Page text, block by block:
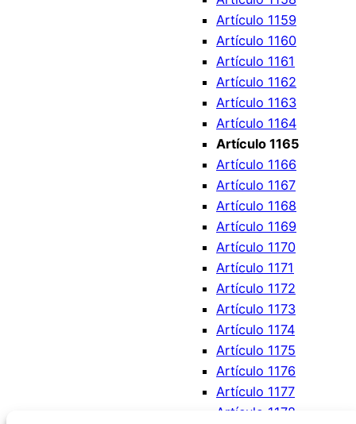
Artículo 1159
Artículo 1160
Artículo 1161
Artículo 1162
Artículo 1163
Artículo 1164
Artículo 1165
Artículo 1166
Artículo 1167
Artículo 1168
Artículo 1169
Artículo 1170
Artículo 1171
Artículo 1172
Artículo 1173
Artículo 1174
Artículo 1175
Artículo 1176
Artículo 1177
Artículo 1178